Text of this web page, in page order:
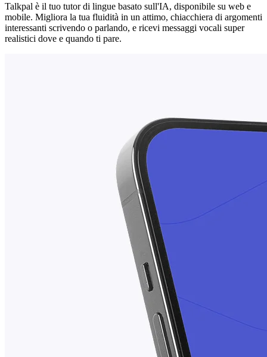
Talkpal è il tuo tutor di lingue basato sull'IA, disponibile su web e
mobile. Migliora la tua fluidità in un attimo, chiacchiera di argomenti
interessanti scrivendo o parlando, e ricevi messaggi vocali super
realistici dove e quando ti pare.